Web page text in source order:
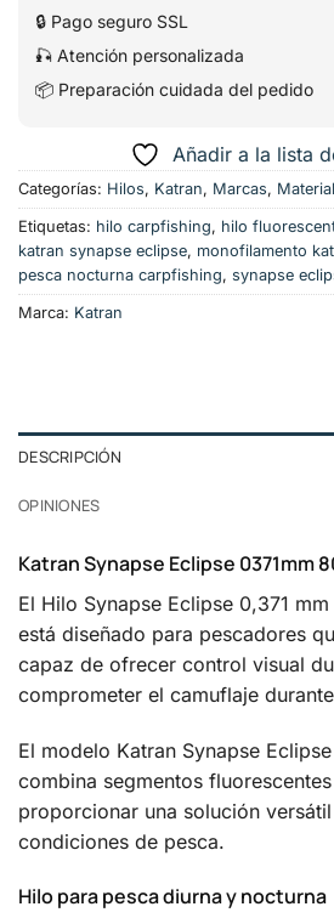
🔒 Pago seguro SSL
🎣 Atención personalizada
📦 Preparación cuidada del pedido
Añadir a la lista
Categorías: Hilos, Katran, Marcas, Material
Etiquetas: hilo carpfishing, hilo
katran synapse eclipse, monofilamento
pesca nocturna carpfishing, synapse
Marca: Katran
DESCRIPCIÓN
OPINIONES
Katran Synapse Eclipse 0371mm
El Hilo Synapse Eclipse 0,371
está diseñado para pescadores
capaz de ofrecer control visual
comprometer el camuflaje
El modelo Katran Synapse
combina segmentos
proporcionar una solución
condiciones de pesca.
Hilo para pesca diurna y nocturna